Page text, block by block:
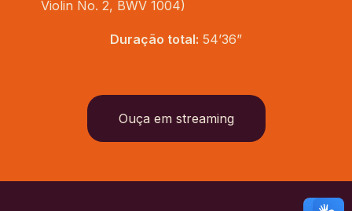
Violin No. 2, BWV 1004)
Duração total: 54’36”
Ouça em streaming